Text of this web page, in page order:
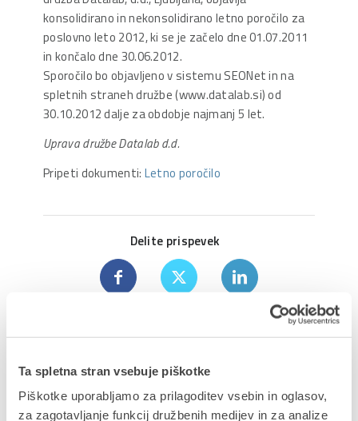
Ta spletna stran vsebuje piškotke
Piškotke uporabljamo za prilagoditev vsebin in oglasov,
za zagotavljanje funkcij družbenih medijev in za analize
konsolidirano in nekonsolidirano letno poročilo za
poslovno leto 2012, ki se je začelo dne 01.07.2011
in končalo dne 30.06.2012.
Sporočilo bo objavljeno v sistemu SEONet in na
spletnih straneh družbe (www.datalab.si) od
30.10.2012 dalje za obdobje najmanj 5 let.
Uprava družbe Datalab d.d.
Pripeti dokumenti: Letno poročilo
Delite prispevek